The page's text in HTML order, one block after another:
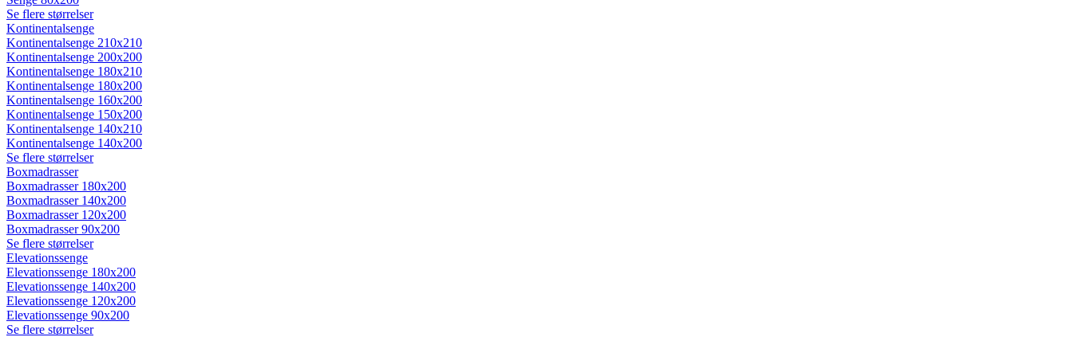
Se flere størrelser
Kontinentalsenge
Kontinentalsenge 210x210
Kontinentalsenge 200x200
Kontinentalsenge 180x210
Kontinentalsenge 180x200
Kontinentalsenge 160x200
Kontinentalsenge 150x200
Kontinentalsenge 140x210
Kontinentalsenge 140x200
Se flere størrelser
Boxmadrasser
Boxmadrasser 180x200
Boxmadrasser 140x200
Boxmadrasser 120x200
Boxmadrasser 90x200
Se flere størrelser
Elevationssenge
Elevationssenge 180x200
Elevationssenge 140x200
Elevationssenge 120x200
Elevationssenge 90x200
Se flere størrelser